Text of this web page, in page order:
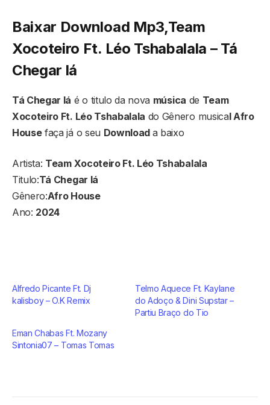
Baixar Download Mp3,Team
Xocoteiro Ft. Léo Tshabalala – Tá
Chegar lá
Tá Chegar lá é o titulo da nova música de Team
Xocoteiro Ft. Léo Tshabalala do Gênero musical Afro
Housefaça já o seu Download a baixo
Artista: Team Xocoteiro Ft. Léo Tshabalala
Titulo:Tá Chegar lá
Gênero:Afro House
Ano: 2024
Alfredo Picante Ft. Dj
kalisboy – O.K Remix
Telmo Aquece Ft. Kaylane
do Adoço & Dini Supstar –
Partiu Braço do Tio
Eman Chabas Ft. Mozany
Sintonia07 – Tomas Tomas